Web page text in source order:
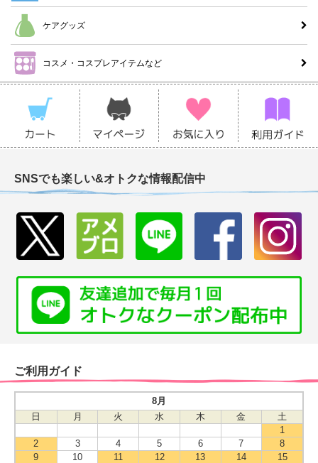
ケアグッズ
コスメ・コスプレアイテムなど
SNSでも楽しい&オトクな情報配信中
ご利用ガイド
8月
日
月 火 水 木 金
土
1
2
3 4 5 6 7
8
9
10 11 12 13 14
15